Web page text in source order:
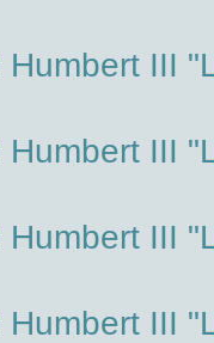
Humbert III
Humbert III
Humbert III
Humbert III